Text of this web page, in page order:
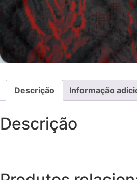
Descrição Informação
Descrição